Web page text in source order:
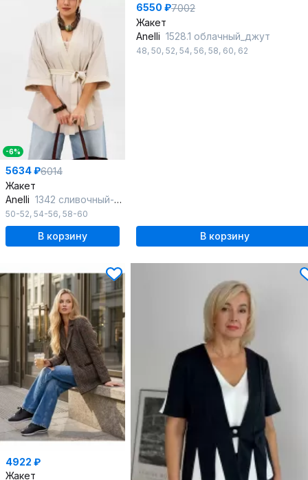
-6%
5634 ₽6014
Жакет
Anelli 1342 сливочный-нюд
50-52, 54-56, 58-60
В корзину
6550 ₽7002
Жакет
Anelli 1528.1 облачный_джут
48, 50, 52, 54, 56, 58, 60, 62
В корзину
4922 ₽
Жакет